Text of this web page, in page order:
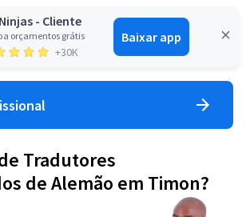
- Cliente
orçamentos grátis
+30K
Baixar app
Entrar
Tradutores
de Alemão em Timon?